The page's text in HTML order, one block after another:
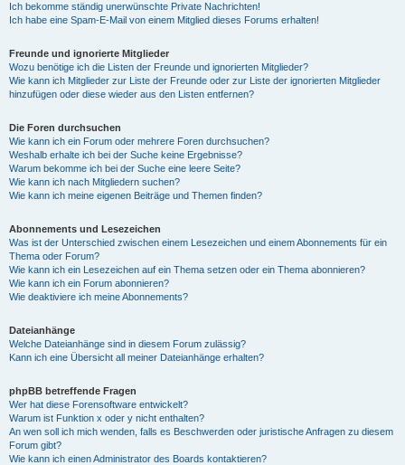
Ich bekomme ständig unerwünschte Private Nachrichten!
Ich habe eine Spam-E-Mail von einem Mitglied dieses Forums erhalten!
Freunde und ignorierte Mitglieder
Wozu benötige ich die Listen der Freunde und ignorierten Mitglieder?
Wie kann ich Mitglieder zur Liste der Freunde oder zur Liste der ignorierten Mitglieder
hinzufügen oder diese wieder aus den Listen entfernen?
Die Foren durchsuchen
Wie kann ich ein Forum oder mehrere Foren durchsuchen?
Weshalb erhalte ich bei der Suche keine Ergebnisse?
Warum bekomme ich bei der Suche eine leere Seite?
Wie kann ich nach Mitgliedern suchen?
Wie kann ich meine eigenen Beiträge und Themen finden?
Abonnements und Lesezeichen
Was ist der Unterschied zwischen einem Lesezeichen und einem Abonnements für ein
Thema oder Forum?
Wie kann ich ein Lesezeichen auf ein Thema setzen oder ein Thema abonnieren?
Wie kann ich ein Forum abonnieren?
Wie deaktiviere ich meine Abonnements?
Dateianhänge
Welche Dateianhänge sind in diesem Forum zulässig?
Kann ich eine Übersicht all meiner Dateianhänge erhalten?
phpBB betreffende Fragen
Wer hat diese Forensoftware entwickelt?
Warum ist Funktion x oder y nicht enthalten?
An wen soll ich mich wenden, falls es Beschwerden oder juristische Anfragen zu diesem
Forum gibt?
Wie kann ich einen Administrator des Boards kontaktieren?